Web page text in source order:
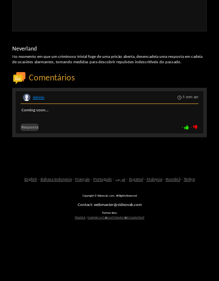
Neverland
No momento em que um criminoso trivial foge de uma prisão aberta, desencadeia uma resposta em cadeia
de ocasiões alarmantes, tomando medidas para descobrir repulsões indescritíveis do passado.
Comentários
6 years ago
Admin
Coming soon...
- -
Resposta
English - Bahasa Indonesia- Français - Português - عربى- Español - Malaysia- Română- Türkçe
Copyright © Videovak.com. All Rights Reserved
Contact: webmaster@videovak.com
Partner sites:
Waptrick-Gazeteler ve G�ncel Haberler i�in Gazete Keyfi